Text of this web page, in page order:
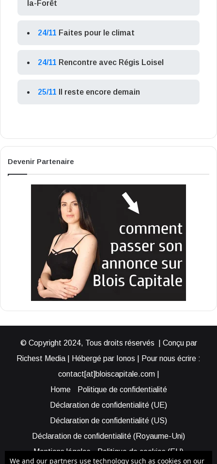
la-Forêt
24/11 Faites pour le climat
24/11 Rencontre avec Régis Loisel
25/11 Il reste encore demain
Devenir Partenaire
© Copyright 2024, Tous droits réservés | Conçu par
Richest Media | Hébergé par Ionos | Pour nous écrire :
contact[at]bloiscapitale.com |
Home
Politique de confidentialité
Déclaration de confidentialité (UE)
Déclaration de confidentialité (US)
Déclaration de confidentialité (Royaume-Uni)
Mentions légales
Politique de cookies (EU)
We and our partners use technology such as cookies on our